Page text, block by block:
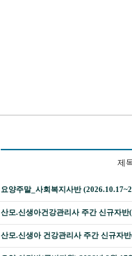
제
요양주말_사회복지사반
산모.신생아건강관리사 주간 신규자
산모.신생아 건강관리사 주간 신규자